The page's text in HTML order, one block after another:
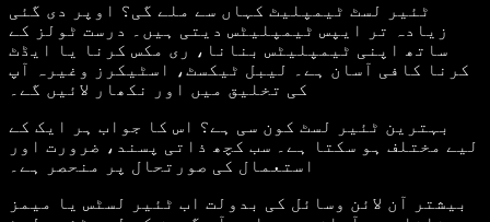
ٹئیر لسٹ ٹیمپلیٹ کہاں سے ملے گی؟ اوپر دی گئی
زیادہ تر ایپس ٹیمپلیٹس دیتی ہیں۔ درست ٹولز کے
ساتھ اپنی ٹیمپلیٹس بنانا، ری مکس کرنا یا ایڈٹ
کرنا کافی آسان ہے۔ لیبل ٹیکسٹ، اسٹیکرز وغیرہ آپ
کی تخلیق میں اور نکھار لائیں گے۔
بہترین ٹئیر لسٹ کون سی ہے؟ اس کا جواب ہر ایک کے
لیے مختلف ہو سکتا ہے۔ سب کچھ ذاتی پسند، ضرورت اور
استعمال کی صورتحال پر منحصر ہے۔
بیشتر آن لائن وسائل کی بدولت اب ٹئیر لسٹس یا میمز